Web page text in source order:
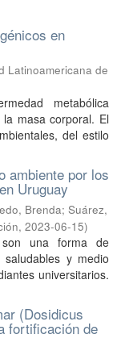
en
Latinoamericana de
metabólica
masa corporal. El
del estilo
ambiente por los
Uruguay
Brenda; Suárez,
, 2023-06-15)
son una forma de
y medio
universitarios.
(Dosidicus
fortificación de